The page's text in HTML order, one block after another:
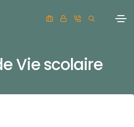
Vie scolaire